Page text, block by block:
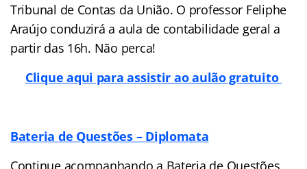
Tribunal de Contas da União. O professor Feliphe
Araújo conduzirá a aula de contabilidade geral a
partir das 16h. Não perca!
Clique aqui para assistir ao aulão gratuito
Bateria de Questões – Diplomata
Continue acompanhando a Bateria de Questões